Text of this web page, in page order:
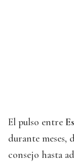
El pulso entre
durante meses,
consejo hasta